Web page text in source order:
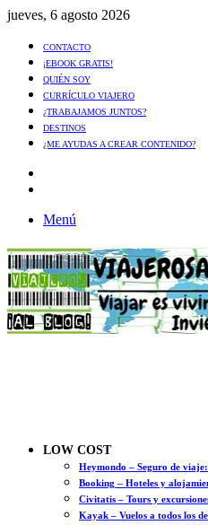
jueves, 6 agosto 2026
CONTACTO
¡EBOOK GRATIS!
QUIÉN SOY
CURRÍCULO VIAJERO
¿TRABAJAMOS JUNTOS?
DESTINOS
¿ME AYUDAS A CREAR CONTENIDO?
Menú
LOW COST
Heymondo – Seguro de
Booking – Hoteles y
Civitatis – Tours y
Kayak – Vuelos a todos los